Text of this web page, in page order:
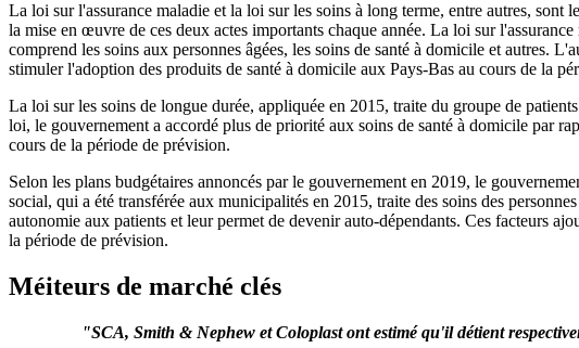
La loi sur l'assurance maladie et la loi sur les soins à long terme, entre autres,
la mise en œuvre de ces deux actes importants chaque année. La loi sur
comprend les soins aux personnes âgées, les soins de santé à domicile et autres.
stimuler l'adoption des produits de santé à domicile aux Pays-Bas au cours de la
La loi sur les soins de longue durée, appliquée en 2015, traite du groupe de
loi, le gouvernement a accordé plus de priorité aux soins de santé à domicile par
cours de la période de prévision.
Selon les plans budgétaires annoncés par le gouvernement en 2019, le
social, qui a été transférée aux municipalités en 2015, traite des soins des
autonomie aux patients et leur permet de devenir auto-dépendants. Ces facteurs
la période de prévision.
Méiteurs de marché clés
"SCA, Smith & Nephew et Coloplast ont estimé qu'il détient